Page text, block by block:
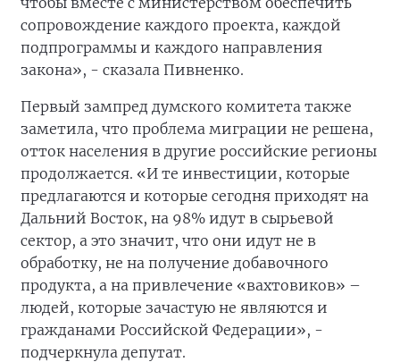
сопровождение каждого проекта, каждой
подпрограммы и каждого направления
закона», - сказала Пивненко.
Первый зампред думского комитета также
заметила, что проблема миграции не решена,
отток населения в другие российские регионы
продолжается. «И те инвестиции, которые
предлагаются и которые сегодня приходят на
Дальний Восток, на 98% идут в сырьевой
сектор, а это значит, что они идут не в
обработку, не на получение добавочного
продукта, а на привлечение «вахтовиков» –
людей, которые зачастую не являются и
гражданами Российской Федерации», -
подчеркнула депутат.